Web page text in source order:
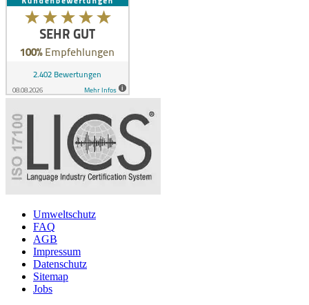
Umweltschutz
FAQ
AGB
Impressum
Datenschutz
Sitemap
Jobs